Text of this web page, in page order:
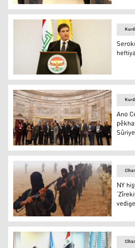
Fuad Hisên: Iraq dixwaze bi
Nêçîrvan Barzanî
Ano Cewher li Waşintonê
Ano
NY hişyarî da: DAIŞ bi alîkariya
NY